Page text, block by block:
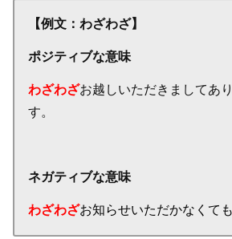
【例文：わざわざ】
ポジティブな意味
わざわざお越しいただきましてあ
す。
ネガティブな意味
わざわざお知らせいただかなくて